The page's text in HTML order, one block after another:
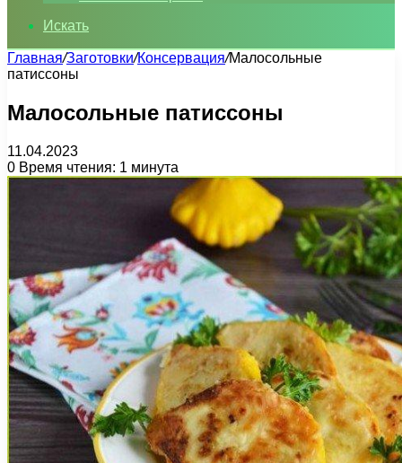
Искать
Главная/Заготовки/Консервация/Малосольные
патиссоны
Малосольные патиссоны
11.04.2023
0 Время чтения: 1 минута